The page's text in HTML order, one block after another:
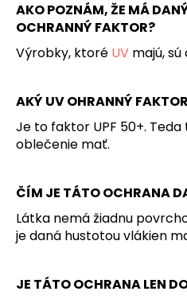
AKO POZNÁM, ŽE MÁ
OCHRANNÝ FAKTOR?
Výrobky, ktoré UV majú,
AKÝ UV OHRANNÝ
Je to faktor UPF 50+.
oblečenie mať.
ČÍM JE TÁTO OCHRANA
Látka nemá žiadnu
je daná hustotou vlákien
JE TÁTO OCHRANA LEN